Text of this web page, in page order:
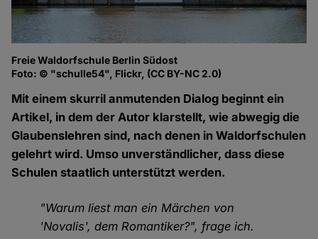
Freie Waldorfschule Berlin Südost
Foto: © "schulle54", Flickr, (CC BY-NC 2.0)
Mit einem skurril anmutenden Dialog beginnt ein
Artikel, in dem der Autor klarstellt, wie abwegig die
Glaubenslehren sind, nach denen in Waldorfschulen
gelehrt wird. Umso unverständlicher, dass diese
Schulen staatlich unterstützt werden.
"Warum liest man ein Märchen von
'Novalis', dem Romantiker?", frage ich.